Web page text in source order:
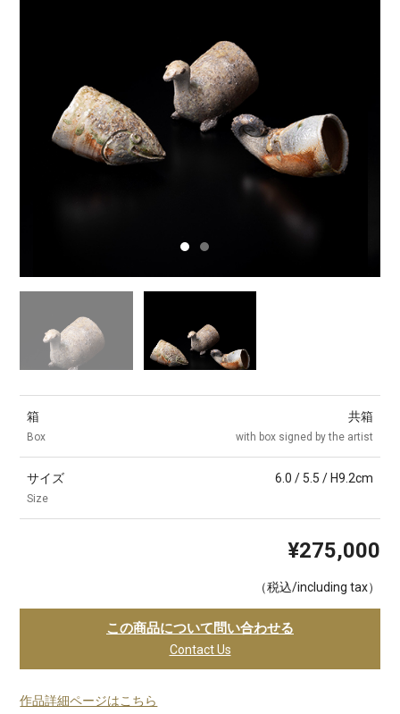
箱
Box
共箱
with box signed by the artist
サイズ
Size
6.0 / 5.5 / H9.2cm
¥275,000
（税込/including tax）
この商品について問い合わせる
Contact Us
作品詳細ページはこちら